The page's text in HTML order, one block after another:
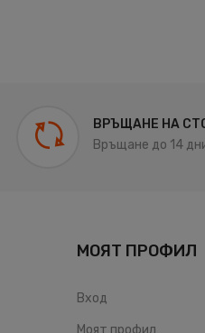
ВРЪЩАНЕ НА
Връщане до 14
МОЯТ ПРОФИЛ
Вход
Моят профил